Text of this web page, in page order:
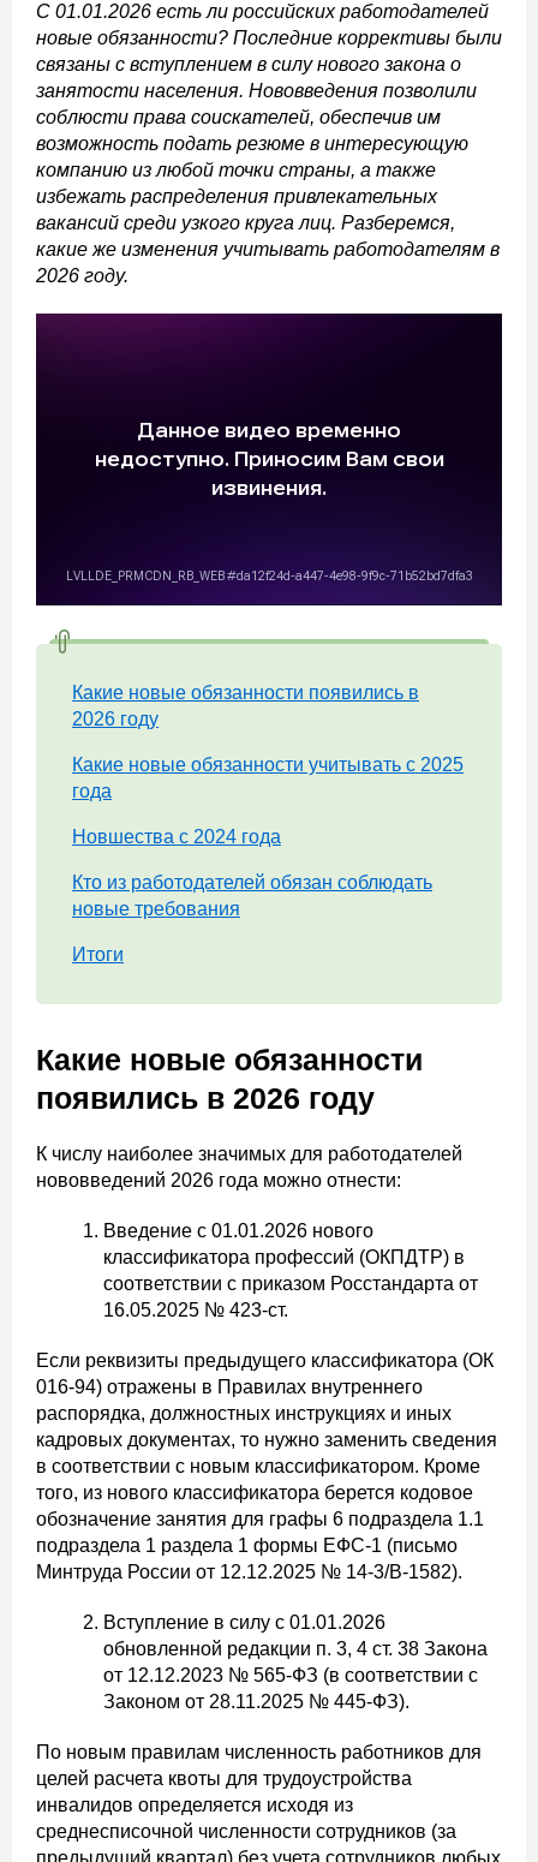
С 01.01.2026 есть ли российских работодателей
новые обязанности? Последние коррективы были
связаны с вступлением в силу нового закона о
занятости населения. Нововведения позволили
соблюсти права соискателей, обеспечив им
возможность подать резюме в интересующую
компанию из любой точки страны, а также
избежать распределения привлекательных
вакансий среди узкого круга лиц. Разберемся,
какие же изменения учитывать работодателям в
2026 году.
Какие новые обязанности появились в
2026 году
Какие новые обязанности учитывать с 2025
года
Новшества с 2024 года
Кто из работодателей обязан соблюдать
новые требования
Итоги
Какие новые обязанности
появились в 2026 году
К числу наиболее значимых для работодателей
нововведений 2026 года можно отнести:
Введение с 01.01.2026 нового
классификатора профессий (ОКПДТР) в
соответствии с приказом Росстандарта от
16.05.2025 № 423-ст.
Если реквизиты предыдущего классификатора (ОК
016-94) отражены в Правилах внутреннего
распорядка, должностных инструкциях и иных
кадровых документах, то нужно заменить сведения
в соответствии с новым классификатором. Кроме
того, из нового классификатора берется кодовое
обозначение занятия для графы 6 подраздела 1.1
подраздела 1 раздела 1 формы ЕФС-1 (письмо
Минтруда России от 12.12.2025 № 14-3/В-1582).
Вступление в силу с 01.01.2026
обновленной редакции п. 3, 4 ст. 38 Закона
от 12.12.2023 № 565-ФЗ (в соответствии с
Законом от 28.11.2025 № 445-ФЗ).
По новым правилам численность работников для
целей расчета квоты для трудоустройства
инвалидов определяется исходя из
среднесписочной численности сотрудников (за